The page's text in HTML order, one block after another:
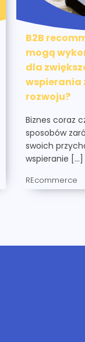
B2B
mogą
dla
wspierania
rozwoju?
Biznes coraz
sposobów
swoich
wspieranie […]
REcommerce